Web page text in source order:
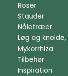
Roser
Stauder
Nåletræer
Løg og
Mykorrhiza
Tilbehør
Inspiration